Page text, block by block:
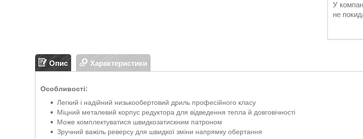
У
не
Опис Характеристики
Особливості:
Легкий і надійний низькообертовий дриль професійного класу
Міцний металевий корпус редуктора для відведення тепла й довговічності
Може комплектуватися швидкозатискним патроном
Зручний важіль реверсу для швидкої зміни напрямку обертання